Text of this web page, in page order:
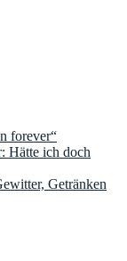
forever“
Hätte ich doch
Getränken